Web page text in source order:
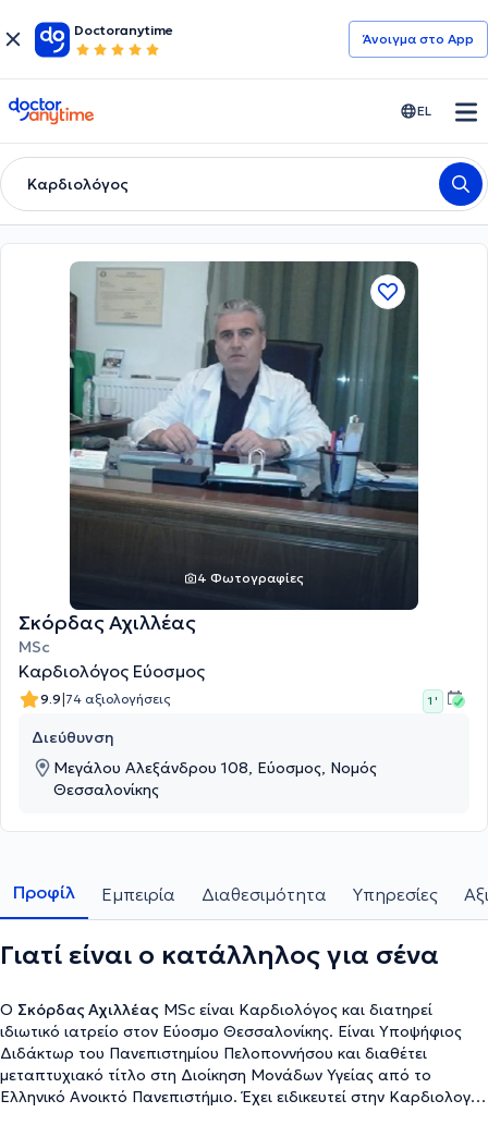
Doctoranytime
Άνοιγμα στο App
doctoranytime EL
Καρδιολόγος
4 Φωτογραφίες
Σκόρδας Αχιλλέας
MSc
Καρδιολόγος Εύοσμος
9.9|74 αξιολογήσεις 1 '
Διεύθυνση
Μεγάλου Αλεξάνδρου 108, Εύοσμος, Νομός
Θεσσαλονίκης
Προφίλ Εμπειρία Διαθεσιμότητα Υπηρεσίες
Γιατί είναι ο κατάλληλος για σένα
Ο Σκόρδας Αχιλλέας MSc είναι Καρδιολόγος και διατηρεί
ιδιωτικό ιατρείο στον Εύοσμο Θεσσαλονίκης. Είναι Υποψήφιος
Διδάκτωρ του Πανεπιστημίου Πελοποννήσου και διαθέτει
μεταπτυχιακό τίτλο στη Διοίκηση Μονάδων Υγείας από το
Ελληνικό Ανοικτό Πανεπιστήμιο. Έχει ειδικευτεί στην Καρδιολογία